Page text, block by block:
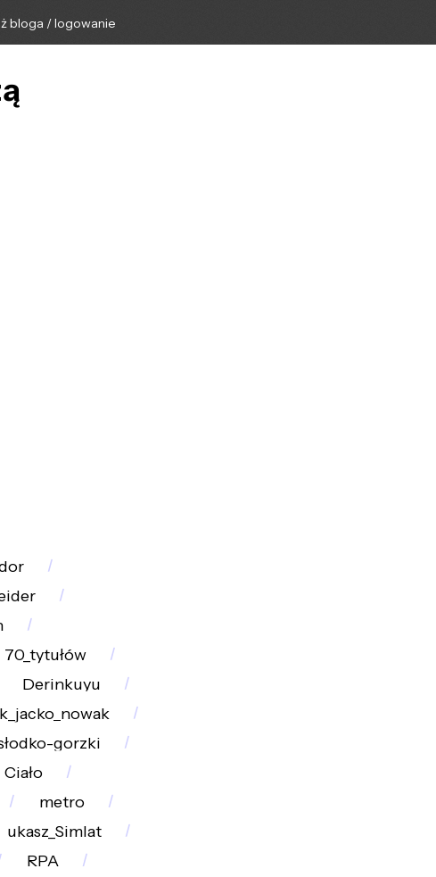
bloga / logowanie
70_tytułów
Derinkuyu
gorzki
Ciało
metro
ukasz_Simlat
RPA